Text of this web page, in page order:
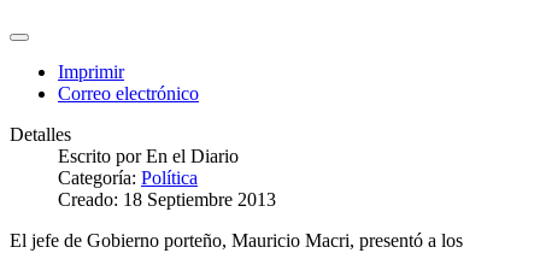
Imprimir
Correo electrónico
Detalles
Escrito porEn el Diario
Categoría: Política
Creado: 18 Septiembre 2013
El jefe de Gobierno porteño, Mauricio Macri, presentó a los